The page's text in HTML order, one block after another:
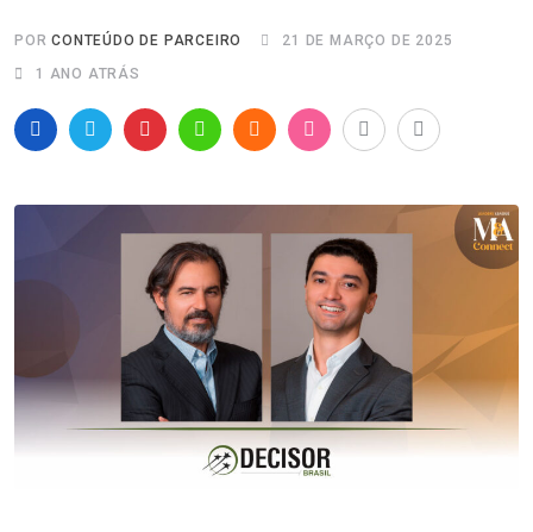
PORCONTEÚDO DE PARCEIRO
21 DE MARÇO DE 2025
1 ANO ATRÁS